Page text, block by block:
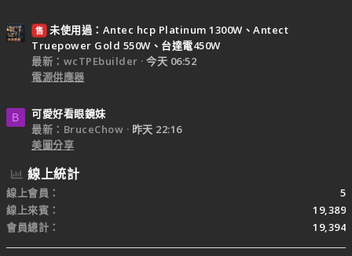
售 未使用過：Antec hcp Platinum 1300W、Antect
Truepower Gold 550W、台達電450W
最新：wcTPEbuilder
今天 06:52
電源供應器
B
可愛好看眼鏡妹
最新：BruceChow
昨天 22:16
美圖分享
線上統計
線上會員
5
線上來賓
19,389
會員總計
19,394